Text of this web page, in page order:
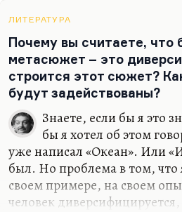
человеком большой
чуткости, пронзительной
участи.
Интересная, кстати, это
интеллектуальная мощь
ЛИТЕРАТУРА
Почему вы считаете, что
метасюжет – это
строится этот сюжет?
будут задействованы?
Знаете, если бы я это
бы я хотел об этом
уже написал «Океан». Или
был. Но проблема в том, что
своем примере, на своем
человек